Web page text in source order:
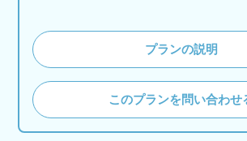
プランの説明
このプランを問い合わせ